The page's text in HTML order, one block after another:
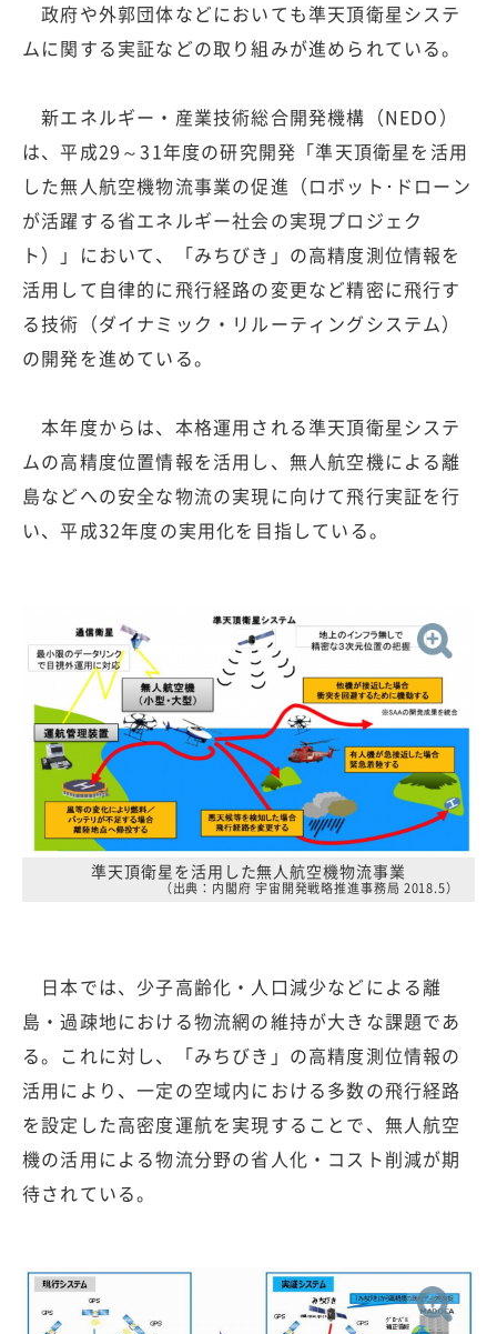
政府や外郭団体などにおいても準天頂衛星システ
ムに関する実証などの取り組みが進められている。
新エネルギー・産業技術総合開発機構（NEDO）
は、平成29～31年度の研究開発「準天頂衛星を活用
した無人航空機物流事業の促進（ロボット･ドローン
が活躍する省エネルギー社会の実現プロジェク
ト）」において、「みちびき」の高精度測位情報を
活用して自律的に飛行経路の変更など精密に飛行す
る技術（ダイナミック・リルーティングシステム）
の開発を進めている。
本年度からは、本格運用される準天頂衛星システ
ムの高精度位置情報を活用し、無人航空機による離
島などへの安全な物流の実現に向けて飛行実証を行
い、平成32年度の実用化を目指している。
準天頂衛星を活用した無人航空機物流事業
（出典：内閣府 宇宙開発戦略推進事務局 2018.5）
日本では、少子高齢化・人口減少などによる離
島・過疎地における物流網の維持が大きな課題であ
る。これに対し、「みちびき」の高精度測位情報の
活用により、一定の空域内における多数の飛行経路
を設定した高密度運航を実現することで、無人航空
機の活用による物流分野の省人化・コスト削減が期
待されている。